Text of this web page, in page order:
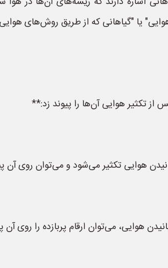
یا "گیاهانی که از طریق روش‌های
تکثیر هوایی آن‌ها را پیوند زد:**
هوایی تکثیر می‌شود و می‌توان روی آن
هوایی، می‌توان ارقام پربازده را روی آن